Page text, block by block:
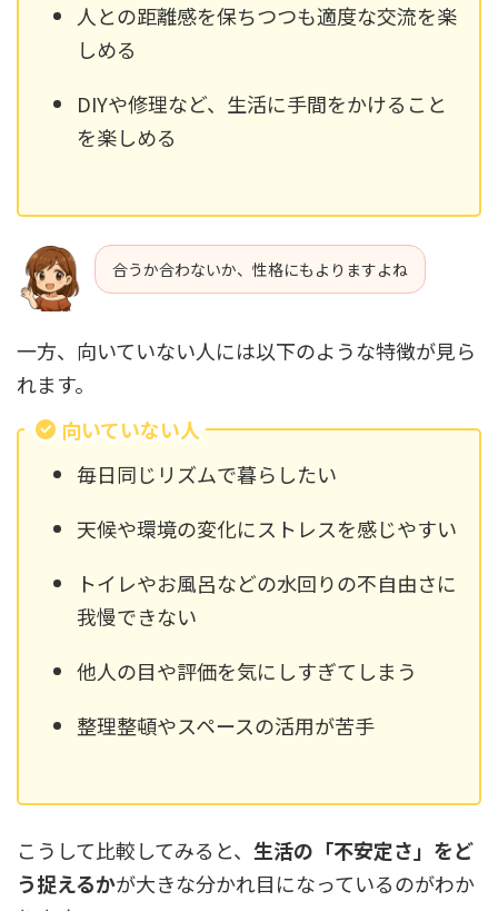
人との距離感を保ちつつも適度な交流を楽
しめる
DIYや修理など、生活に手間をかけること
を楽しめる
合うか合わないか、性格にもよりますよね
一方、向いていない人には以下のような特徴が見ら
れます。
向いていない人
毎日同じリズムで暮らしたい
天候や環境の変化にストレスを感じやすい
トイレやお風呂などの水回りの不自由さに
我慢できない
他人の目や評価を気にしすぎてしまう
整理整頓やスペースの活用が苦手
こうして比較してみると、 生活の「不安定さ」をど
う捉えるかが大きな分かれ目になっているのがわか